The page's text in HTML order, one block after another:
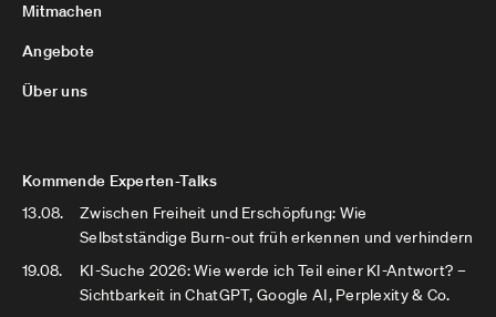
Mitmachen
Angebote
Über uns
Kommende Experten-Talks
13.08.
Zwischen Freiheit und Erschöpfung: Wie
Selbstständige Burn-out früh erkennen und verhindern
19.08.
KI-Suche 2026: Wie werde ich Teil einer KI-Antwort? –
Sichtbarkeit in ChatGPT, Google AI, Perplexity & Co.